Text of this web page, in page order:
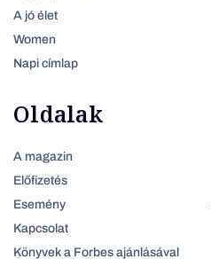
A jó élet
Women
Napi címlap
Oldalak
A magazin
Előfizetés
Esemény
Kapcsolat
Könyvek a Forbes ajánlásával